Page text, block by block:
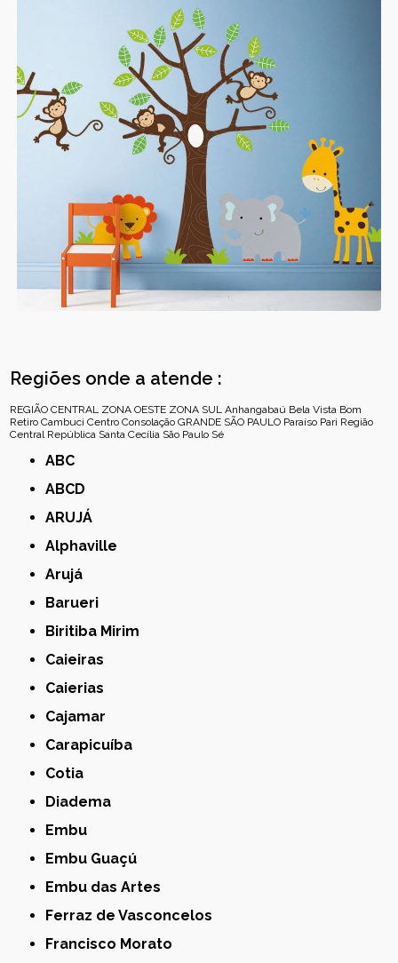
Regiões onde a atende :
REGIÃO CENTRAL ZONA OESTE ZONA SUL Anhangabaú Bela Vista Bom
Retiro Cambuci Centro Consolação GRANDE SÃO PAULO Paraíso Pari Região
Central República Santa Cecília São Paulo Sé
ABC
ABCD
ARUJÁ
Alphaville
Arujá
Barueri
Biritiba Mirim
Caieiras
Caierias
Cajamar
Carapicuíba
Cotia
Diadema
Embu
Embu Guaçú
Embu das Artes
Ferraz de Vasconcelos
Francisco Morato